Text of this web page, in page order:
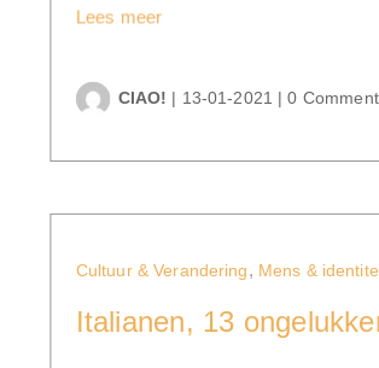
Lees meer
CIAO! | 13-01-2021 |0
Cultuur & Verandering, Mens &
Italianen, 13